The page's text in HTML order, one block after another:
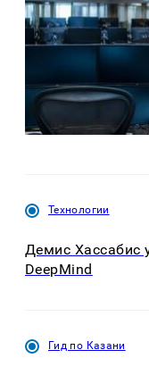
Технологии
Демис Хассабис
DeepMind
Гид по Казани